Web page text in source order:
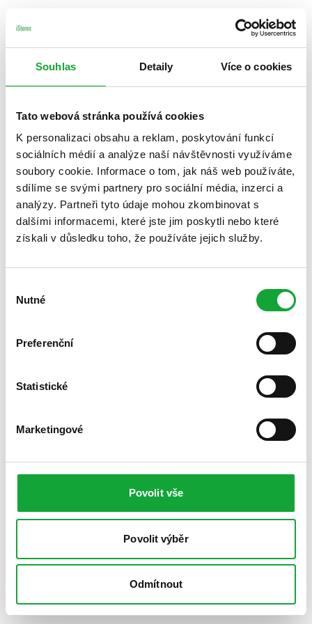
Souhlas Detaily Více o cookies
Tato webová stránka používá cookies
K personalizaci obsahu a reklam, poskytování funkcí
sociálních médií a analýze naší návštěvnosti využíváme
soubory cookie. Informace o tom, jak náš web používáte,
sdílíme se svými partnery pro sociální média, inzerci a
analýzy. Partneři tyto údaje mohou zkombinovat s
dalšími informacemi, které jste jim poskytli nebo které
získali v důsledku toho, že používáte jejich služby.
souhlasu
Nutné
Preferenční
Statistické
Marketingové
Povolit vše
Povolit výběr
Odmítnout